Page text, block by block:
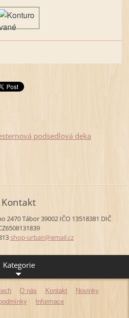
podsedlová deka
Kontakt
2470Tábor39002IČO 13518381 DIČ
shop-urban@email.cz
Kategorie
O nás Kontakt
Novinky
Informace